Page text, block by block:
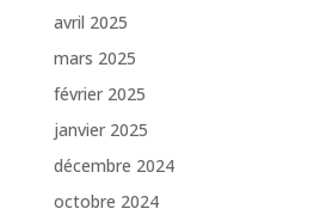
avril 2025
mars 2025
février 2025
janvier 2025
décembre 2024
octobre 2024